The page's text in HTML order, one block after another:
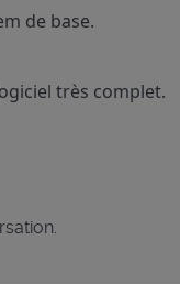
de base.
très complet.